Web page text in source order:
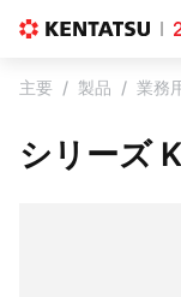
主要 製品 業務
シリーズ